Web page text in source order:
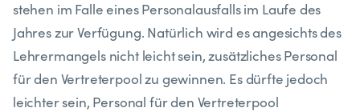
stehen im Falle eines Personalausfalls im Laufe des
Jahres zur Verfügung. Natürlich wird es angesichts des
Lehrermangels nicht leicht sein, zusätzliches Personal
für den Vertreterpool zu gewinnen. Es dürfte jedoch
leichter sein, Personal für den Vertreterpool